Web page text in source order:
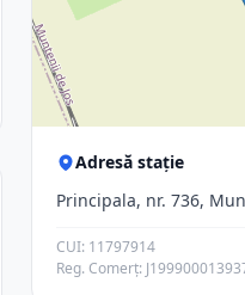
Adresă stație
Principala, nr. 736,
CUI: 11797914
Reg. Comerț: